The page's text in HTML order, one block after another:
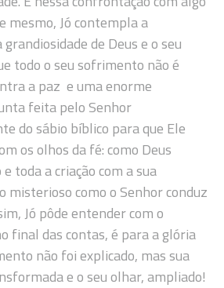
mesmo, Jó contempla a
de Deus e o seu
todo o seu sofrimento não é
a paz e uma enorme
feita pelo Senhor
do sábio bíblico para que Ele
os olhos da fé: como Deus
toda a criação com a sua
misterioso como o Senhor conduz
Jó pôde entender com o
final das contas, é para a glória
não foi explicado, mas sua
e o seu olhar, ampliado!